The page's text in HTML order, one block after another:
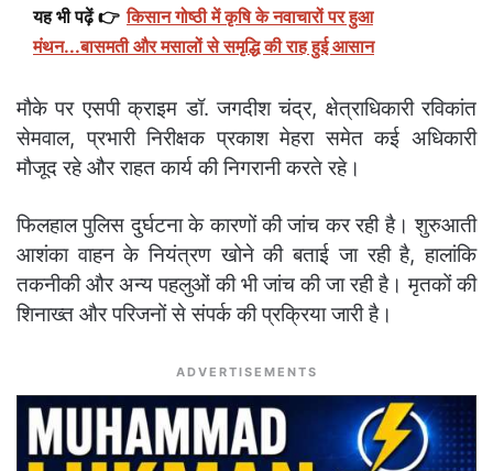
यह भी पढ़ें 👉 किसान गोष्ठी में कृषि के नवाचारों पर हुआ
मंथन...बासमती और मसालों से समृद्धि की राह हुई आसान
मौके पर एसपी क्राइम डॉ. जगदीश चंद्र, क्षेत्राधिकारी रविकांत
सेमवाल, प्रभारी निरीक्षक प्रकाश मेहरा समेत कई अधिकारी
मौजूद रहे और राहत कार्य की निगरानी करते रहे।
फिलहाल पुलिस दुर्घटना के कारणों की जांच कर रही है। शुरुआती
आशंका वाहन के नियंत्रण खोने की बताई जा रही है, हालांकि
तकनीकी और अन्य पहलुओं की भी जांच की जा रही है। मृतकों की
शिनाख्त और परिजनों से संपर्क की प्रक्रिया जारी है।
ADVERTISEMENTS